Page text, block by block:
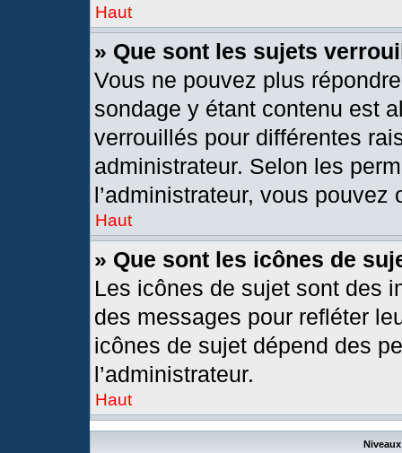
Haut
» Que sont les sujets
Vous ne pouvez plus
sondage y étant contenu est
verrouillés pour différentes
administrateur. Selon les
l’administrateur, vous
Haut
» Que sont les icônes de
Les icônes de sujet sont des
des messages pour refléter
icônes de sujet dépend des
l’administrateur.
Haut